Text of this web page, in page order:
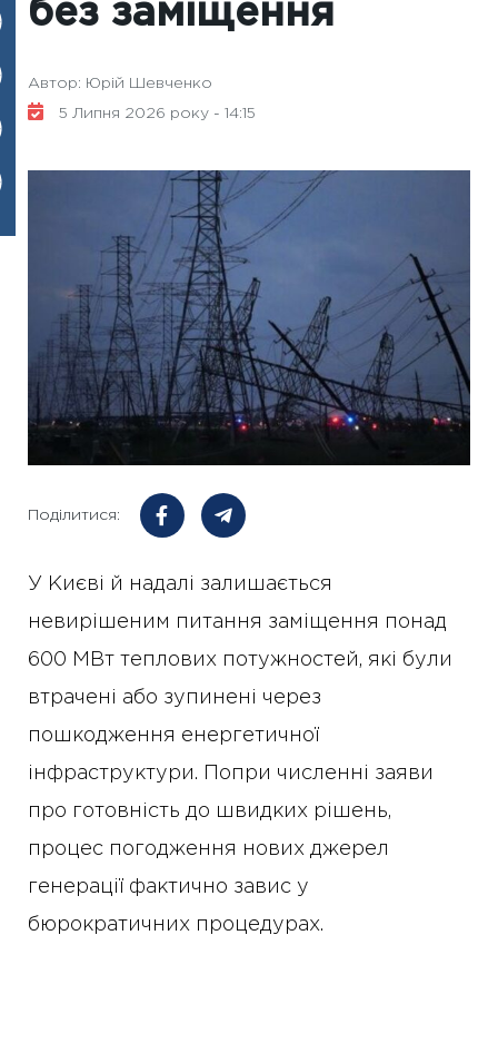
без заміщення
Автор: Юрій Шевченко
5 Липня 2026 року - 14:15
Поділитися:
У Києві й надалі залишається
невирішеним питання заміщення понад
600 МВт теплових потужностей, які були
втрачені або зупинені через
пошкодження енергетичної
інфраструктури. Попри численні заяви
про готовність до швидких рішень,
процес погодження нових джерел
генерації фактично завис у
бюрократичних процедурах.